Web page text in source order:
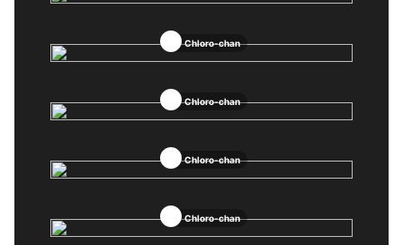
Chloro-chan
Chloro-chan
Chloro-chan
Chloro-chan